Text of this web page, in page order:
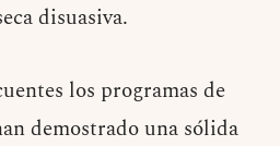
disuasiva.
los programas de
demostrado una sólida